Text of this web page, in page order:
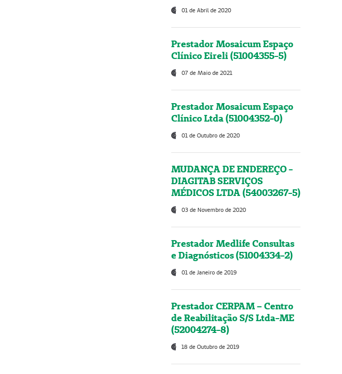
01 de Abril de 2020
Prestador Mosaicum Espaço
Clínico Eireli (51004355-5)
07 de Maio de 2021
Prestador Mosaicum Espaço
Clínico Ltda (51004352-0)
01 de Outubro de 2020
MUDANÇA DE ENDEREÇO -
DIAGITAB SERVIÇOS
MÉDICOS LTDA (54003267-5)
03 de Novembro de 2020
Prestador Medlife Consultas
e Diagnósticos (51004334-2)
01 de Janeiro de 2019
Prestador CERPAM – Centro
de Reabilitação S/S Ltda-ME
(52004274-8)
18 de Outubro de 2019